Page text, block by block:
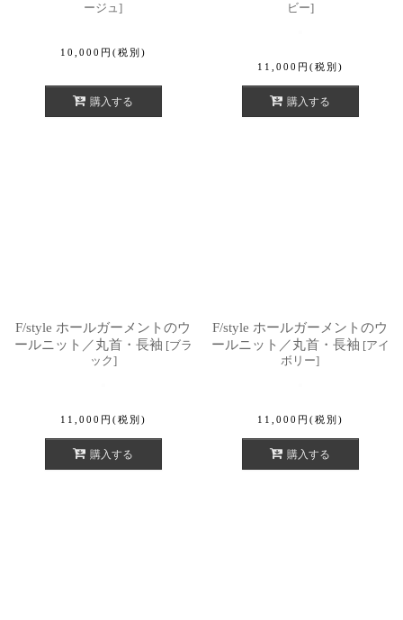
ージュ]
10,000 円 (税別)
購入する
ビー]
11,000 円 (税別)
購入する
F/style ホールガーメントのウ
ールニット／丸首・長袖 [ブラ
ック]
11,000 円 (税別)
購入する
F/style ホールガーメントのウ
ールニット／丸首・長袖 [アイ
ボリー]
11,000 円 (税別)
購入する